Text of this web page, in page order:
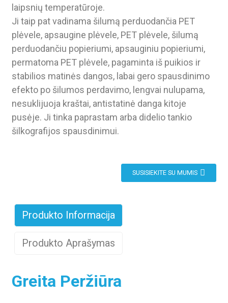
laipsnių temperatūroje.
Ji taip pat vadinama šilumą perduodančia PET
plėvele, apsaugine plėvele, PET plėvele, šilumą
perduodančiu popieriumi, apsauginiu popieriumi,
permatoma PET plėvele, pagaminta iš puikios ir
stabilios matinės dangos, labai gero spausdinimo
efekto po šilumos perdavimo, lengvai nulupama,
nesuklijuoja kraštai, antistatinė danga kitoje
pusėje. Ji tinka paprastam arba didelio tankio
šilkografijos spausdinimui.
SUSISIEKITE SU MUMIS
Produkto Informacija
Produkto Aprašymas
Greita Peržiūra